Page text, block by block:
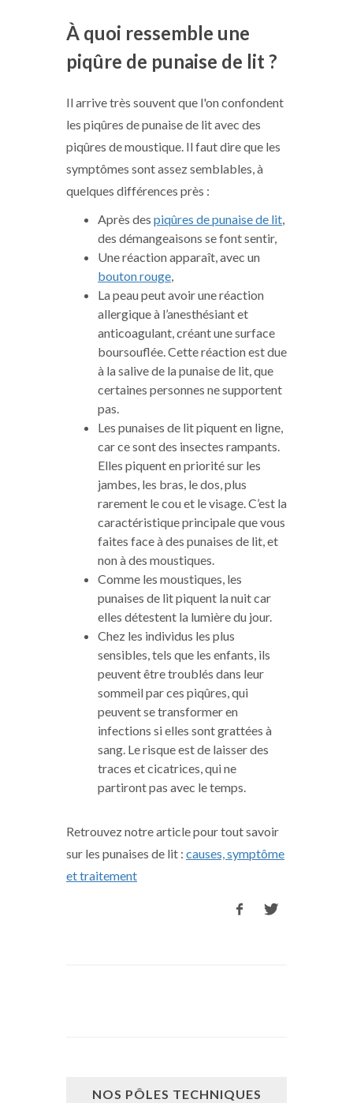
À quoi ressemble une
piqûre de punaise de lit ?
Il arrive très souvent que l'on confondent
les piqûres de punaise de lit avec des
piqûres de moustique. Il faut dire que les
symptômes sont assez semblables, à
quelques différences près :
Après des piqûres de punaise de lit
des démangeaisons se font sentir,
Une réaction apparaît, avec un
bouton rouge
La peau peut avoir une réaction
allergique à l’anesthésiant et
anticoagulant, créant une surface
boursouflée. Cette réaction est due
à la salive de la punaise de lit, que
certaines personnes ne supportent
pas.
Les punaises de lit piquent en ligne,
car ce sont des insectes rampants.
Elles piquent en priorité sur les
jambes, les bras, le dos, plus
rarement le cou et le visage. C’est la
caractéristique principale que vous
faites face à des punaises de lit, et
non à des moustiques.
Comme les moustiques, les
punaises de lit piquent la nuit car
elles détestent la lumière du jour.
Chez les individus les plus
sensibles, tels que les enfants, ils
peuvent être troublés dans leur
sommeil par ces piqûres, qui
peuvent se transformer en
infections si elles sont grattées à
sang. Le risque est de laisser des
traces et cicatrices, qui ne
partiront pas avec le temps.
Retrouvez notre article pour tout savoir
sur les punaises de lit : causes, symptôme
et traitement
NOS PÔLES TECHNIQUES